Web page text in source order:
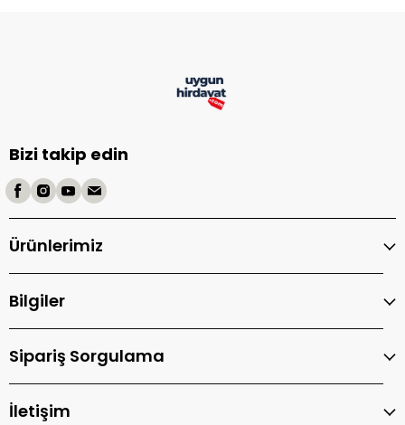
Bizi takip edin
Ürünlerimiz
Bilgiler
Sipariş Sorgulama
İletişim